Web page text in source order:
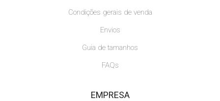
Condições gerais de venda
Envios
Guia de tamanhos
FAQs
EMPRESA